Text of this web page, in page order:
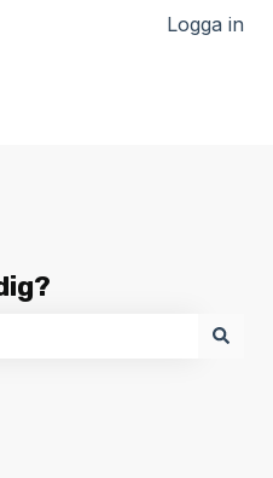
för översättningarLogga in